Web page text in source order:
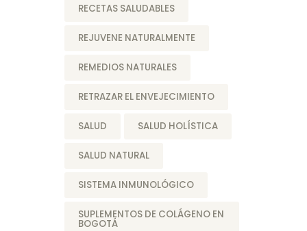
RECETAS SALUDABLES
REJUVENE NATURALMENTE
REMEDIOS NATURALES
RETRAZAR EL ENVEJECIMIENTO
SALUD SALUD HOLÍSTICA
SALUD NATURAL
SISTEMA INMUNOLÓGICO
SUPLEMENTOS DE COLÁGENO EN
BOGOTÁ